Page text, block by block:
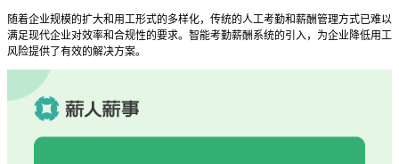
随着企业规模的扩大和用工形式的多样化，传统的人工考勤和薪酬管理方式已难以
满足现代企业对效率和合规性的要求。智能考勤薪酬系统的引入，为企业降低用工
风险提供了有效的解决方案。